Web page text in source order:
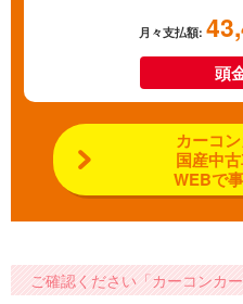
月々支払額:
頭
カーコ
国産中
WEBで
ご確認ください「カーコンカ